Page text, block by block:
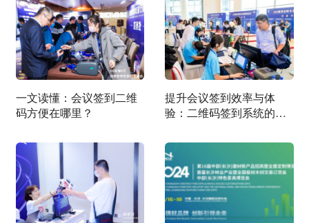
一文读懂：会议签到二维
码方便在哪里？
提升会议签到效率与体
验：二维码签到系统的功